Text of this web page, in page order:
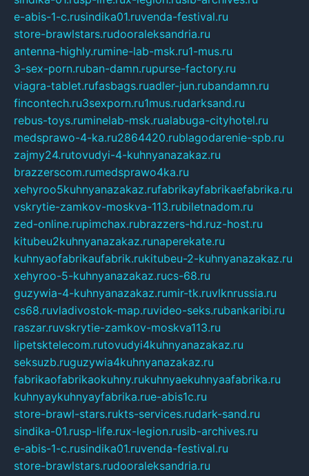
e-abis-1-c.rusindika01.ruvenda-festival.ru
store-brawlstars.rudooraleksandria.ru
antenna-highly.rumine-lab-msk.ru1-mus.ru
3-sex-porn.ruban-damn.rupurse-factory.ru
viagra-tablet.rufasbags.ruadler-jun.rubandamn.ru
fincontech.ru3sexporn.ru1mus.rudarksand.ru
rebus-toys.ruminelab-msk.rualabuga-cityhotel.ru
medsprawo-4-ka.ru2864420.rublagodarenie-spb.ru
zajmy24.rutovudyi-4-kuhnyanazakaz.ru
brazzerscom.rumedsprawo4ka.ru
xehyroo5kuhnyanazakaz.rufabrikayfabrikaefabrika.ru
vskrytie-zamkov-moskva-113.rubiletnadom.ru
zed-online.rupimchax.rubrazzers-hd.ruz-host.ru
kitubeu2kuhnyanazakaz.runaperekate.ru
kuhnyaofabrikaufabrik.rukitubeu-2-kuhnyanazakaz.ru
xehyroo-5-kuhnyanazakaz.rucs-68.ru
guzywia-4-kuhnyanazakaz.rumir-tk.ruvlknrussia.ru
cs68.ruvladivostok-map.ruvideo-seks.rubankaribi.ru
raszar.ruvskrytie-zamkov-moskva113.ru
lipetsktelecom.rutovudyi4kuhnyanazakaz.ru
seksuzb.ruguzywia4kuhnyanazakaz.ru
fabrikaofabrikaokuhny.rukuhnyaekuhnyaafabrika.ru
kuhnyaykuhnyayfabrika.rue-abis1c.ru
store-brawl-stars.rukts-services.rudark-sand.ru
sindika-01.rusp-life.rux-legion.rusib-archives.ru
e-abis-1-c.rusindika01.ruvenda-festival.ru
store-brawlstars.rudooraleksandria.ru